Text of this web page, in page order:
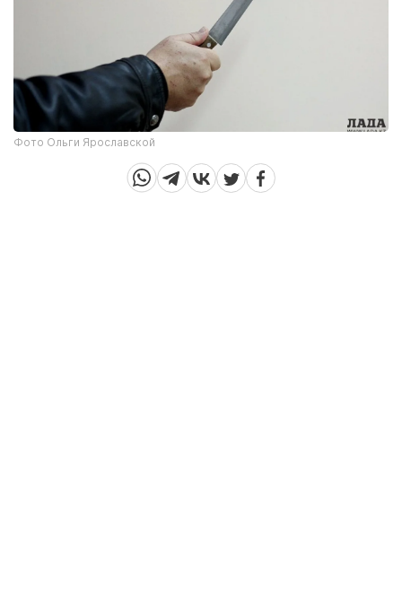
Фото Ольги Ярославской